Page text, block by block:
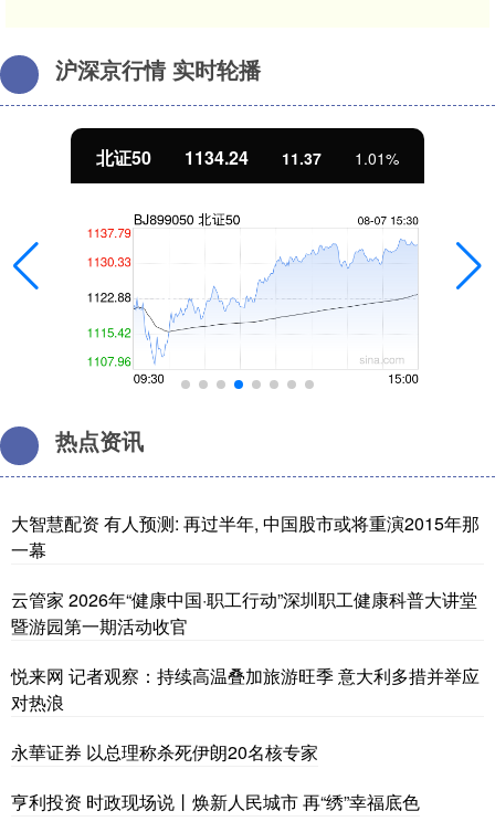
沪深京行情 实时轮播
北证50 1134.24 11.37 1.01%
热点资讯
大智慧配资 有人预测: 再过半年, 中国股市或将重演2015年那
一幕
云管家 2026年“健康中国·职工行动”深圳职工健康科普大讲堂
暨游园第一期活动收官
悦来网 记者观察：持续高温叠加旅游旺季 意大利多措并举应
对热浪
永華证券 以总理称杀死伊朗20名核专家
亨利投资 时政现场说丨焕新人民城市 再“绣”幸福底色